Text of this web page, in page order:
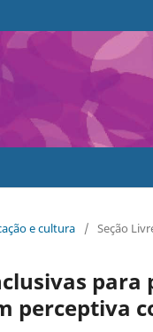
e cultura / Seção
para
perceptiva